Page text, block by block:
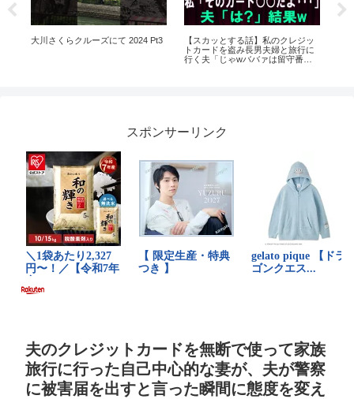
大川さくらクルーズにて 2024 Pt3
【スカッとする話】私のクレジッ
トカードを盗み長男夫婦と旅行に
行く夫「じゃwババァは留守番頼
スポンサーリンク
夫のクレジットカードを無断で使って家族
旅行に行った自己中心的な妻が、夫が警察
に被害届を出すと言った瞬間に態度を変え